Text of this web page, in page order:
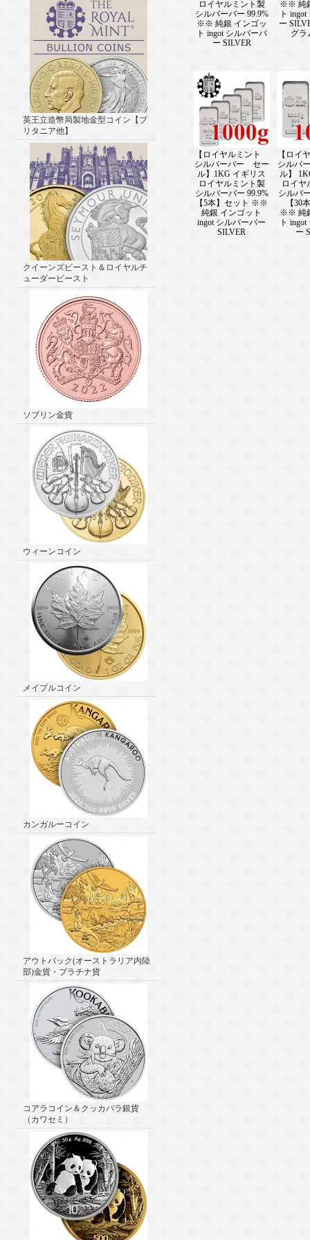
英王立造幣局製地金型コイン【ブ
リタニア他】
クイーンズビースト＆ロイヤルチ
ューダービースト
ソブリン金貨
ウィーンコイン
メイプルコイン
カンガルーコイン
アウトバック(オーストラリア内陸
部)金貨・プラチナ貨
コアラコイン＆クッカバラ銀貨
（カワセミ）
ロイヤルミント製
シルバーバー 99.9%
※※ 純銀 インゴッ
ト ingot シルバーバ
ー SILVER
※※ 純
ト
ー
グラ
【ロイヤルミント
シルバーバー セー
ル】1KG イギリス
ロイヤルミント製
シルバーバー 99.9%
【5本】セット ※※
純銀 インゴット
ingot シルバーバー
SILVER
【ロ
シルバ
ル】
ロイヤ
シルバ
【30
※※ 純
ト
ー